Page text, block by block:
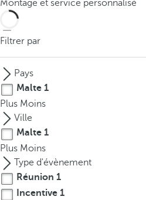
o
c
n
p
r
e
s
t
h
e
d
Montage et service personnalisé
Filtrer par
Pays
Malte 1
Plus Moins
Ville
Malte 1
Plus Moins
Type d'évènement
Réunion 1
Incentive 1